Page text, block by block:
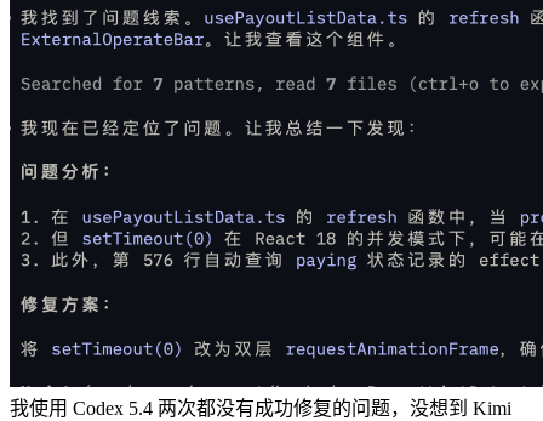
我使用 Codex 5.4 两次都没有成功修复的问题，没想到 Kimi